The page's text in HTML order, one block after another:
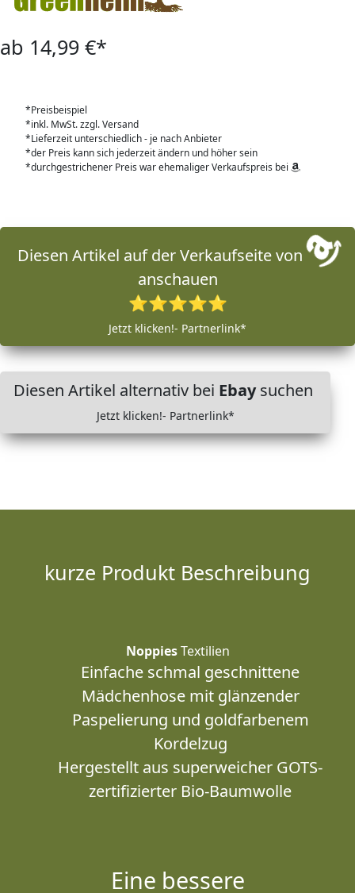
ab 14,99 €*
*Preisbeispiel
*inkl. MwSt. zzgl. Versand
*Lieferzeit unterschiedlich - je nach Anbieter
*der Preis kann sich jederzeit ändern und höher sein
*durchgestrichener Preis war ehemaliger Verkaufspreis bei
Diesen Artikel auf der Verkaufseite von
anschauen
⭐⭐⭐⭐⭐
Jetzt klicken!- Partnerlink*
Diesen Artikel alternativ bei Ebaysuchen
Jetzt klicken!- Partnerlink*
kurze Produkt Beschreibung
NoppiesTextilien
Einfache schmal geschnittene
Mädchenhose mit glänzender
Paspelierung und goldfarbenem
Kordelzug
Hergestellt aus superweicher GOTS-
zertifizierter Bio-Baumwolle
Eine bessere